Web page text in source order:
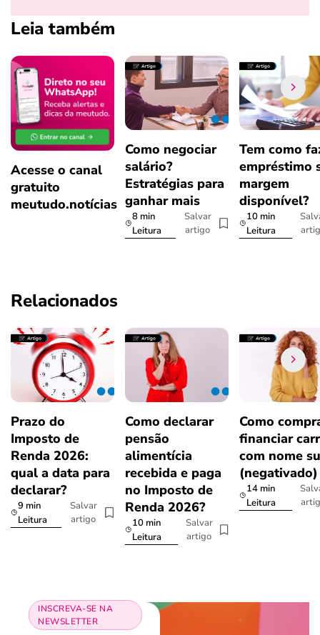
Leia também
Acesse o canal
gratuito
meutudo.notícias
Como negociar
salário?
Estratégias para
ganhar mais
8 min
Leitura
Salvar
artigo
Tem como
empréstimo
margem
disponível?
10 min
Leitura
Relacionados
Prazo do
Imposto de
Renda 2026:
qual a data para
declarar?
9 min
Leitura
Salvar
artigo
Como declarar
pensão
alimentícia
recebida e paga
no Imposto de
Renda 2026?
10 min
Leitura
Salvar
artigo
Como
financiar
com nome
(negativado)
14 min
Leitura
INSCREVA-SE NA
NEWSLETTER